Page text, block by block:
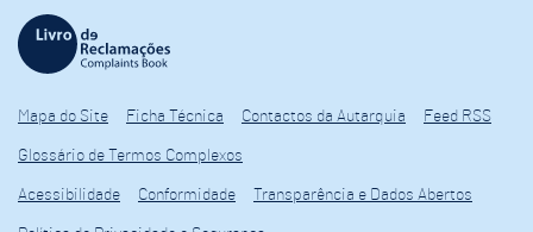
Mapa do Site Ficha Técnica Contactos da Autarquia Feed RSS
Glossário de Termos Complexos
Acessibilidade Conformidade Transparência e Dados Abertos